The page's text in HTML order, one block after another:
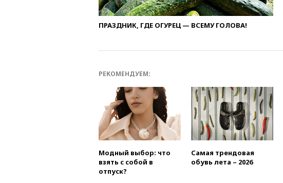
ПРАЗДНИК, ГДЕ ОГУРЕЦ — ВСЕМУ ГОЛОВА!
РЕКОМЕНДУЕМ:
Модный выбор: что
взять с собой в
отпуск?
Самая трендовая
обувь лета – 2026